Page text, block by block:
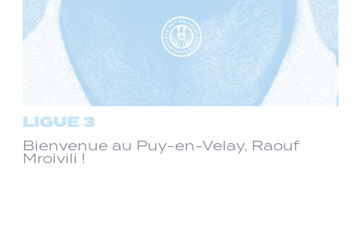
LIGUE 3
Bienvenue au Puy-en-Velay, Raouf
Mroivili !